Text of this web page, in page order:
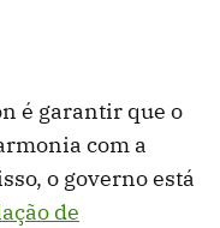
é garantir que o
com a
o governo está
de